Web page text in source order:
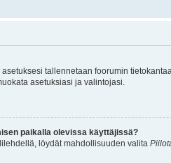
tallennetaan foorumin
asetuksiasi ja valintojasi.
paikalla olevissa käyttäjissä?
löydät mahdollisuuden valita